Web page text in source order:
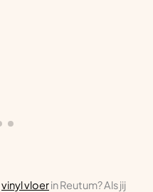
vinyl vloerin Reutum? Als jij